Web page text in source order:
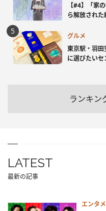
【#4】「家
ら解放され
グルメ
東京駅・羽
に選びたい
ランキン
LATEST
最新の記事
エンタメ